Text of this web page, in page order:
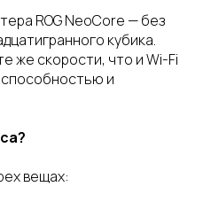
ROG NeoCore — без
кубика.
же скорости, что и Wi-Fi
способностью и
вещах: